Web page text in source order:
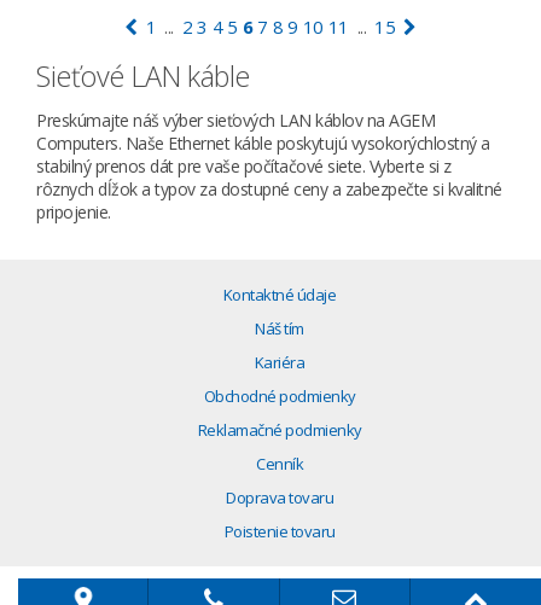
1 ... 2 3 4 5 6 7 8 9 10 11 ... 15
Sieťové LAN káble
Preskúmajte náš výber sieťových LAN káblov na AGEM
Computers. Naše Ethernet káble poskytujú vysokorýchlostný a
stabilný prenos dát pre vaše počítačové siete. Vyberte si z
rôznych dĺžok a typov za dostupné ceny a zabezpečte si kvalitné
pripojenie.
Kontaktné údaje
Náš tím
Kariéra
Obchodné podmienky
Reklamačné podmienky
Cenník
Doprava tovaru
Poistenie tovaru